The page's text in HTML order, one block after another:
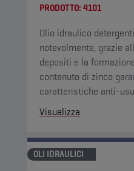
PRODOTTO: 4101
Olio idraulico
notevolmente, grazie
depositi e la
contenuto di zinco
caratteristiche anti-
Visualizza
OLI IDRAULICI